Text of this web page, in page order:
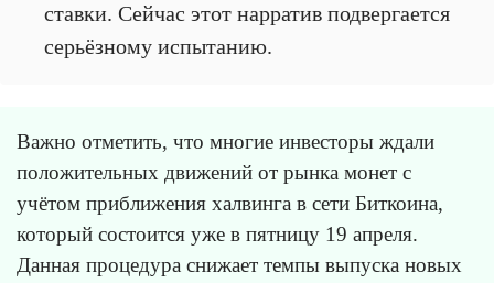
ставки. Сейчас этот нарратив подвергается
серьёзному испытанию.
Важно отметить, что многие инвесторы ждали
положительных движений от рынка монет с
учётом приближения халвинга в сети Биткоина,
который состоится уже в пятницу 19 апреля.
Данная процедура снижает темпы выпуска новых